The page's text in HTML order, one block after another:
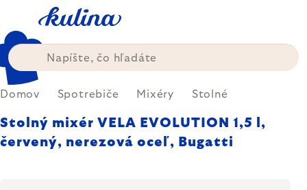
obsah
Domov Spotrebiče Mixéry Stolné
Stolný mixér VELA EVOLUTION 1,5 l,
červený, nerezová oceľ, Bugatti